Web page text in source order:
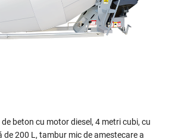
beton cu motor diesel, 4 metri cubi, cu
de 200 L, tambur mic de amestecare a